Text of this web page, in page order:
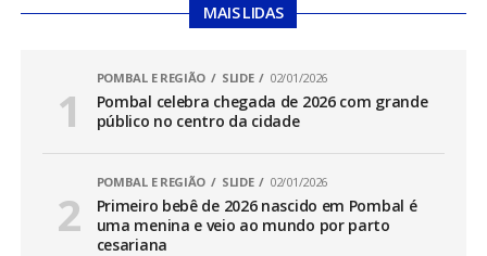
MAIS LIDAS
POMBAL E REGIÃO SLIDE 02/01/2026
Pombal celebra chegada de 2026 com grande
público no centro da cidade
POMBAL E REGIÃO SLIDE 02/01/2026
Primeiro bebê de 2026 nascido em Pombal é
uma menina e veio ao mundo por parto
cesariana